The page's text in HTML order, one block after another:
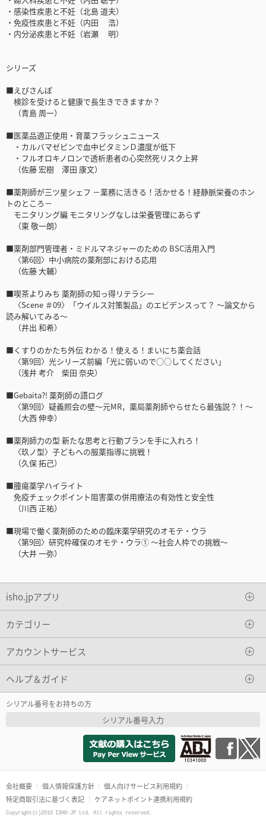
・感染性疾患と不妊（北島 道夫）
・免疫性疾患と不妊（内田 浩）
・内分泌疾患と不妊（岩瀬 明）
シリーズ
■えびさんぽ
検診を受けると健康で長生きできますか？
（青島 周一）
■医薬品適正使用・育薬フラッシュニュース
・カルバマゼピンで血中ビタミンＤ濃度が低下
・フルオロキノロンで透析患者の心突然死リスク上昇
（佐藤 宏樹 澤田 康文）
■薬剤師が三ツ星シェフ －業務に活きる！活かせる！経静脈栄養のホン
トのところ－
モニタリング編 モニタリングなしは栄養管理にあらず
（東 敬一朗）
■薬剤部門管理者・ミドルマネジャーのための BSC活用入門
〈第6回〉中小病院の薬剤部における応用
（佐藤 大輔）
■喫茶よりみち 薬剤師の知っ得リテラシー
〈Scene ＃09〉「ウイルス対策製品」のエビデンスって？ ～論文から
読み解いてみる～
（井出 和希）
■くすりのかたち外伝 わかる！使える！まいにち薬会話
〈第9回〉光シリーズ前編「光に弱いので○○してください」
（浅井 考介 柴田 奈央）
■Gebaita?! 薬剤師の語ログ
〈第9回〉疑義照会の壁～元MR，薬局薬剤師やらせたら最強説？！～
（大西 伸幸）
■薬剤師力の型 新たな思考と行動プランを手に入れろ！
〈玖ノ型〉子どもへの服薬指導に挑戦！
（久保 拓己）
■腫瘍薬学ハイライト
免疫チェックポイント阻害薬の併用療法の有効性と安全性
（川西 正祐）
■現場で働く薬剤師のための臨床薬学研究のオモテ・ウラ
〈第9回〉研究枠確保のオモテ・ウラ① ～社会人枠での挑戦～
（大井 一弥）
isho.jpアプリ
カテゴリー
アカウントサービス
ヘルプ＆ガイド
シリアル番号をお持ちの方
シリアル番号入力
会社概要 個人情報保護方針
個人向けサービス利用規約
特定商取引法に基づく表記
ケアネットポイント連携利用規約
Copyright(c)2016 ISHO-JP Ltd. All rights reserved.